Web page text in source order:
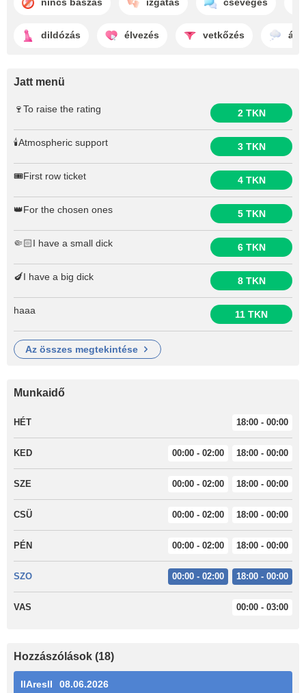
dildózás élvezés vetkőzés
Jatt menü
🍷To raise the rating 2 TKN
🕯️Atmospheric support 3 TKN
🎟️First row ticket 4 TKN
👑For the chosen ones 5 TKN
🤏🏻I have a small dick 6 TKN
🍆I have a big dick 8 TKN
haaa 11 TKN
az összes megtekintése
Munkaidő
HÉT 18:00 - 00:00
KED 00:00 - 02:00 18:00 - 00:00
SZE 00:00 - 02:00 18:00 - 00:00
CSÜ 00:00 - 02:00 18:00 - 00:00
PÉN 00:00 - 02:00 18:00 - 00:00
SZO 00:00 - 02:00 18:00 - 00:00
VAS 00:00 - 03:00
Hozzászólások (18)
IIAresII 08.06.2026